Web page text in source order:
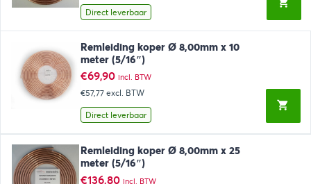
Direct leverbaar
Remleiding koper Ø 8,00mm x 10
meter (5/16″)
€69,90 incl. BTW
€57,77 excl. BTW
Direct leverbaar
Remleiding koper Ø 8,00mm x 25
meter (5/16″)
€136,80 incl. BTW